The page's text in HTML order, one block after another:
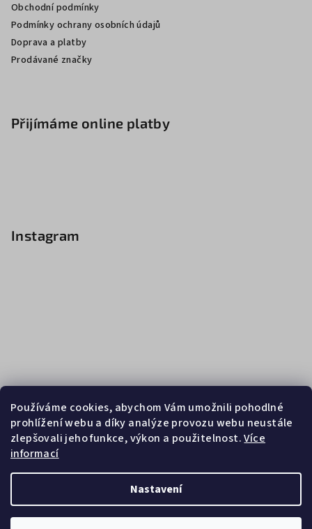
Používáme cookies, abychom Vám umožnili pohodlné
prohlížení webu a díky analýze provozu webu neustále
zlepšovali jeho funkce, výkon a použitelnost.Více
informací
Nastavení
Obchodní podmínky
Podmínky ochrany osobních údajů
Doprava a platby
Prodávané značky
Přijímáme online platby
Instagram
Sledovat na Instagramu